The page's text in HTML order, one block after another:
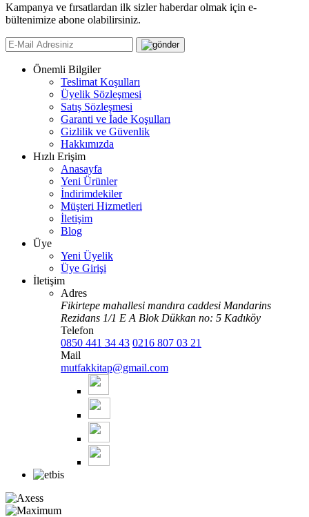
Kampanya ve fırsatlardan ilk sizler haberdar olmak için e-
bültenimize abone olabilirsiniz.
Önemli Bilgiler
Teslimat Koşulları
Üyelik Sözleşmesi
Satış Sözleşmesi
Garanti ve İade Koşulları
Gizlilik ve Güvenlik
Hakkımızda
Hızlı Erişim
Anasayfa
Yeni Ürünler
İndirimdekiler
Müşteri Hizmetleri
İletişim
Blog
Üye
Yeni Üyelik
Üye Girişi
İletişim
Adres
Fikirtepe mahallesi mandıra caddesi Mandarins
Rezidans 1/1 E A Blok Dükkan no: 5 Kadıköy
Telefon
0850 441 34 43 0216 807 03 21
Mail
mutfakkitap@gmail.com